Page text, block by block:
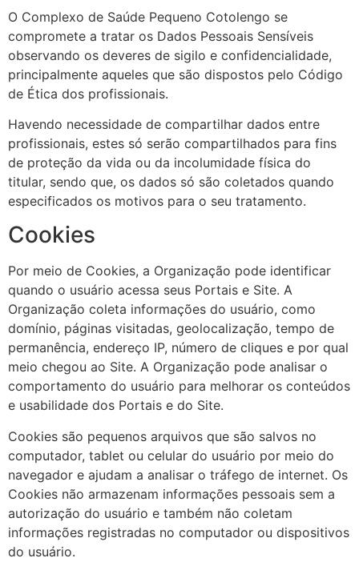
O Complexo de Saúde Pequeno Cotolengo se
compromete a tratar os Dados Pessoais Sensíveis
observando os deveres de sigilo e confidencialidade,
principalmente aqueles que são dispostos pelo Código
de Ética dos profissionais.
Havendo necessidade de compartilhar dados entre
profissionais, estes só serão compartilhados para fins
de proteção da vida ou da incolumidade física do
titular, sendo que, os dados só são coletados quando
especificados os motivos para o seu tratamento.
Cookies
Por meio de Cookies, a Organização pode identificar
quando o usuário acessa seus Portais e Site. A
Organização coleta informações do usuário, como
domínio, páginas visitadas, geolocalização, tempo de
permanência, endereço IP, número de cliques e por qual
meio chegou ao Site. A Organização pode analisar o
comportamento do usuário para melhorar os conteúdos
e usabilidade dos Portais e do Site.
Cookies são pequenos arquivos que são salvos no
computador, tablet ou celular do usuário por meio do
navegador e ajudam a analisar o tráfego de internet. Os
Cookies não armazenam informações pessoais sem a
autorização do usuário e também não coletam
informações registradas no computador ou dispositivos
do usuário.